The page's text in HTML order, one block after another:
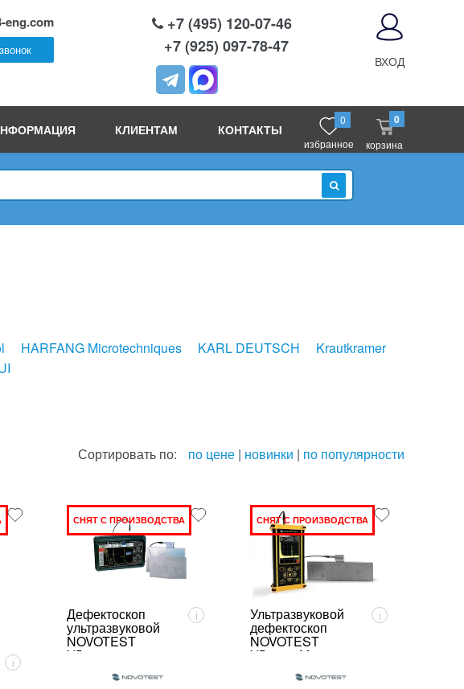
eng.com
+7 (495) 120-07-46
+7 (925) 097-78-47
ВХОД
КЛИЕНТАМ КОНТАКТЫ
0
избранное
0
корзина
ИСКАТЬ
HARFANG Microtechniques KARL DEUTSCH
Krautkramer
Сортировать по: по цене | новинки | по популярности
i
СНЯТ С ПРОИЗВОДСТВА
Дефектоскоп
ультразвуковой
NOVOTEST
УД3701
i
СНЯТ С ПРОИЗВОДСТВА
Ультразвуковой
дефектоскоп
NOVOTEST
УД2301-М
i